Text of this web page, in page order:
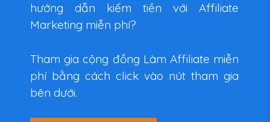
hướng dẫn kiếm tiền với Affiliate
Marketing miễn phí?
Tham gia cộng đồng Làm Affiliate miễn
phí bằng cách click vào nút tham gia
bên dưới.